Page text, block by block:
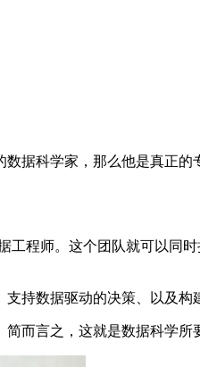
据科学家，那么他是真正的
工程师。这个团队就可以同
持数据驱动的决策、以及构
而言之，这就是数据科学所